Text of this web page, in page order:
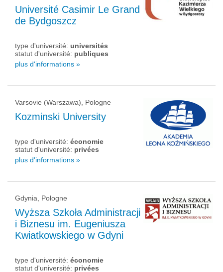
Université Casimir Le Grand
de Bydgoszcz
type d'université: universités
statut d'université: publiques
plus d'informations »
Varsovie (Warszawa), Pologne
Kozminski University
type d'université: économie
statut d'université: privées
plus d'informations »
Gdynia, Pologne
Wyższa Szkoła Administracji
i Biznesu im. Eugeniusza
Kwiatkowskiego w Gdyni
type d'université: économie
statut d'université: privées